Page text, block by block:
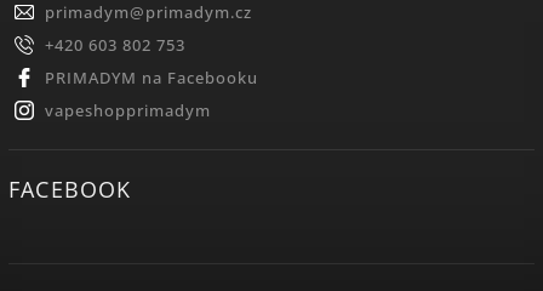
primadym@primadym.cz
+420 603 802 753
PRIMADYM na Facebooku
vapeshopprimadym
FACEBOOK